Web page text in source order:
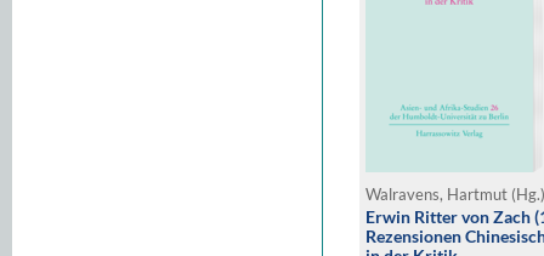
Walravens, Hartmut
Erwin Ritter von Zach
Rezensionen